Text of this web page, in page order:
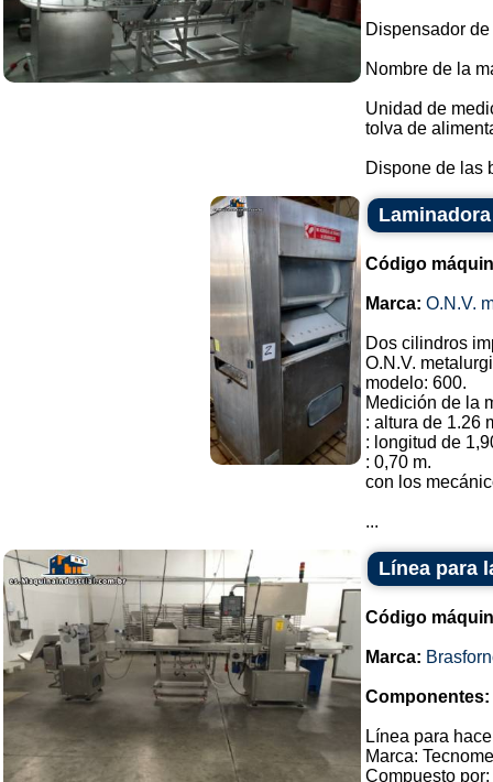
Dispensador
Nombre de la
Unidad de
tolva de
Dispone de las
Código
Marca: O.N.V.
Dos cilindros
O.N.V.
modelo: 600.
Medición de la
: altura de 1.26
: longitud de
: 0,70 m.
con los
...
Línea para
Código
Marca:
Componentes:
Línea para
Marca:
Compuesto por: